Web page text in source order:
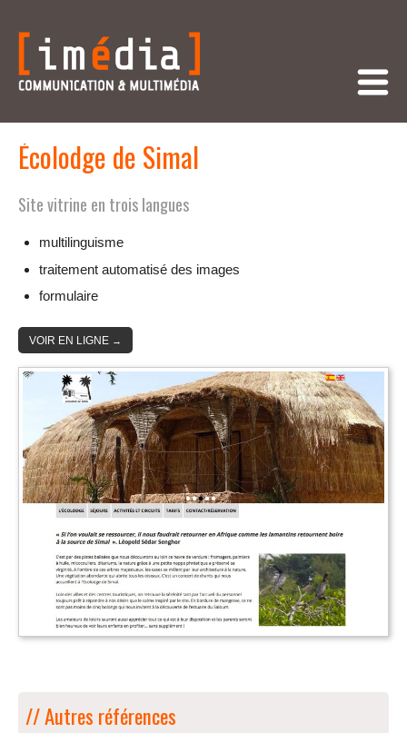
Écolodge de Simal
Site vitrine en trois langues
multilinguisme
traitement automatisé des images
formulaire
VOIR EN LIGNE
// Autres références